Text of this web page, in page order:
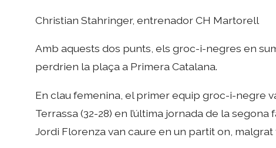
Christian Stahringer, entrenador CH Martorell
Amb aquests dos punts, els groc-i-negres en
perdrien la plaça a Primera Catalana.
En clau femenina, el primer equip groc-i-negre
Terrassa (32-28) en l’última jornada de la
Jordi Florenza van caure en un partit on,